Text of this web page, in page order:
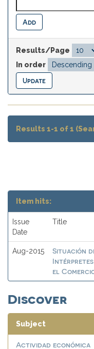
Results/Page
In order
Results 1-1 of 1
Item hits:
Issue
Date
Title
Aug-2015
Situación
Intérpretes
el
Discover
Subject
Actividad económica